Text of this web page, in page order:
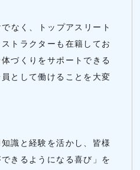
なく、トップアスリート
トラクターも在籍してお
づくりをサポートできる
として働けることを大変
識と経験を活かし、皆様
きるようになる喜び」を